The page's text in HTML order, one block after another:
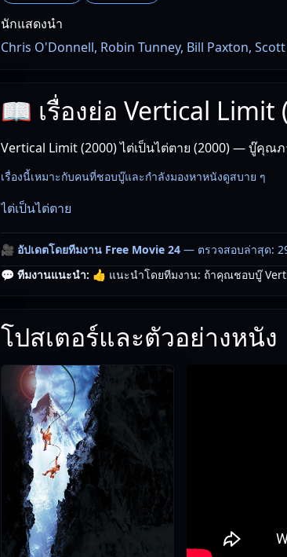
นักแสดงนำ
Chris O'Donnell, Robin Tunney, Bill Paxton,
📖 เรื่องย่อ Vertical Limit
Vertical Limit (2000) ไต่เป็นไต่ตาย (2000) — บู๊คุณ
เรื่องนี้เหมาะกับคนที่ชอบบู๊และกำลังมองหาหนังดูสบาย ๆ
ไต่เป็นไต่ตาย
🎥 อัปเดตโดยทีมงาน Free Movie 24— ตรวจสอบล่าสุด:
💬 ทีมงานแนะนำ: 👍 แนะนำโดยทีมงาน: ถ้าคุณชอบบู๊
โปสเตอร์และตัวอย่างหนัง